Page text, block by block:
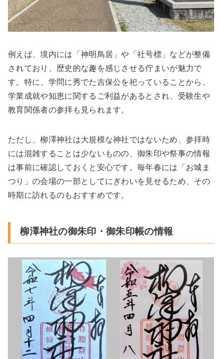
例えば、境内には「神明鳥居」や「社号標」などが整備
されており、歴史的な趣を感じさせる佇まいが魅力で
す。特に、学問に秀でた吉保公を祀っていることから、
学業成就や知恵に関するご利益があるとされ、受験生や
教育関係者の参拝も見られます。
ただし、柳澤神社は大規模な神社ではないため、参拝時
には混雑することは少ないものの、御朱印や祭事の情報
は事前に確認しておくと安心です。毎年春には「お城ま
つり」の会場の一部としてにぎわいを見せるため、その
時期に訪れるのもおすすめです。
柳澤神社の御朱印・御朱印帳の情報